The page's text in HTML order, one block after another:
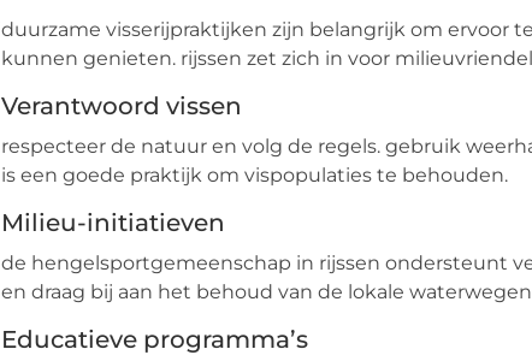
duurzame visserijpraktijken zijn belangrijk om ervoor
kunnen genieten. rijssen zet zich in voor
Verantwoord vissen
respecteer de natuur en volg de regels. gebruik
is een goede praktijk om vispopulaties te behouden.
Milieu-initiatieven
de hengelsportgemeenschap in rijssen ondersteunt
en draag bij aan het behoud van de lokale
Educatieve programma’s